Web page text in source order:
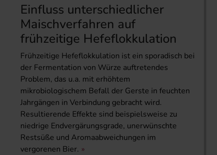
Einfluss unterschiedlicher
Maischverfahren auf
frühzeitige Hefeflokkulation
Frühzeitige Hefeflokkulation ist ein sporadisch bei
der Fermentation von Würze auftretendes
Problem, das u.a. mit erhöhtem
mikrobiologischem Befall der Gerste in feuchten
Jahrgängen in Verbindung gebracht wird.
Resultierende Effekte sind beispielsweise zu
niedrige Endvergärungsgrade, unerwünschte
Restsüße und Aromaabweichungen im
vergorenen Bier.